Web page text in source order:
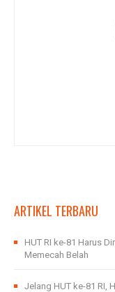
ARTIKEL TERBARU
HUT RI ke-81 Harus
Memecah Belah
Jelang HUT ke-81 RI,